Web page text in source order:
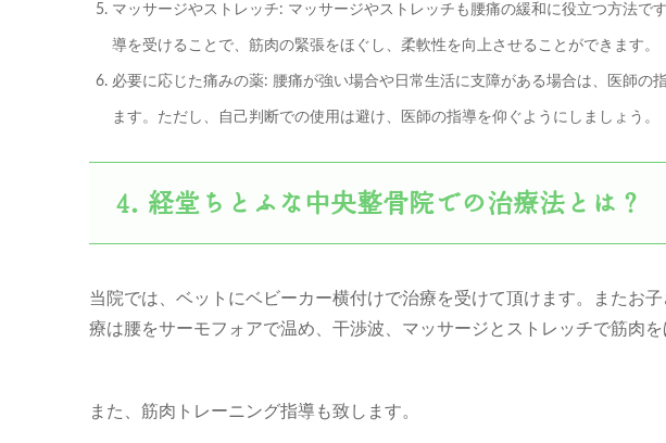
マッサージやストレッチ: マッサージやストレッチも腰痛の緩和に役立つ方法で
導を受けることで、筋肉の緊張をほぐし、柔軟性を向上させることができます。
必要に応じた痛みの薬: 腰痛が強い場合や日常生活に支障がある場合は、医師の
ます。ただし、自己判断での使用は避け、医師の指導を仰ぐようにしましょう。
経堂ちとふな中央整骨院での治療法とは？
当院では、ベットにベビーカー横付けで治療を受けて頂けます。また
療は腰をサーモフォアで温め、干渉波、マッサージとストレッチで筋肉を
また、筋肉トレーニング指導も致します。